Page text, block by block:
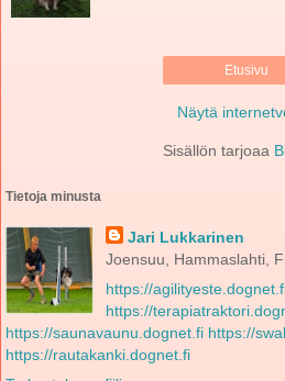
Etusivu
Näytä
Sisällön tarjoaa
Tietoja minusta
Jari Lukkarinen
Joensuu, Hammaslahti,
https://
https://
https://saunavaunu.dognet.fi https://
https://rautakanki.dognet.fi